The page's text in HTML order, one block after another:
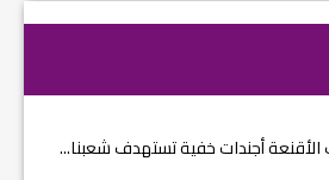
أجندات خفية تستهدف شعبنا...